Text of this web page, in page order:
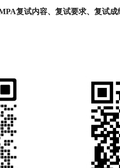
复试内容、复试要求、复试成